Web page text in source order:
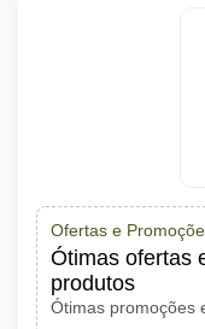
Ofertas e
Ótimas ofertas
produtos
Ótimas promoções